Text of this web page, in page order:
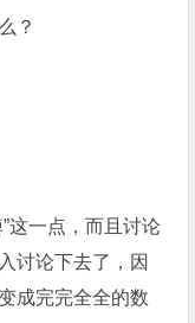
？
这一点，而且讨论
讨论下去了，因
成完完全全的数